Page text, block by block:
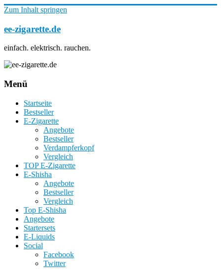
Zum Inhalt springen
ee-zigarette.de
einfach. elektrisch. rauchen.
Menü
Startseite
Bestseller
E-Zigarette
Angebote
Bestseller
Verdampferkopf
Vergleich
TOP E-Zigarette
E-Shisha
Angebote
Bestseller
Vergleich
Top E-Shisha
Angebote
Startersets
E-Liquids
Social
Facebook
Twitter